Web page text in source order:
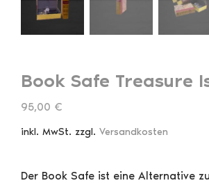
Book Safe Treasure
95,00 €
inkl. MwSt. zzgl. Versandkosten
Der Book Safe ist eine Alternative